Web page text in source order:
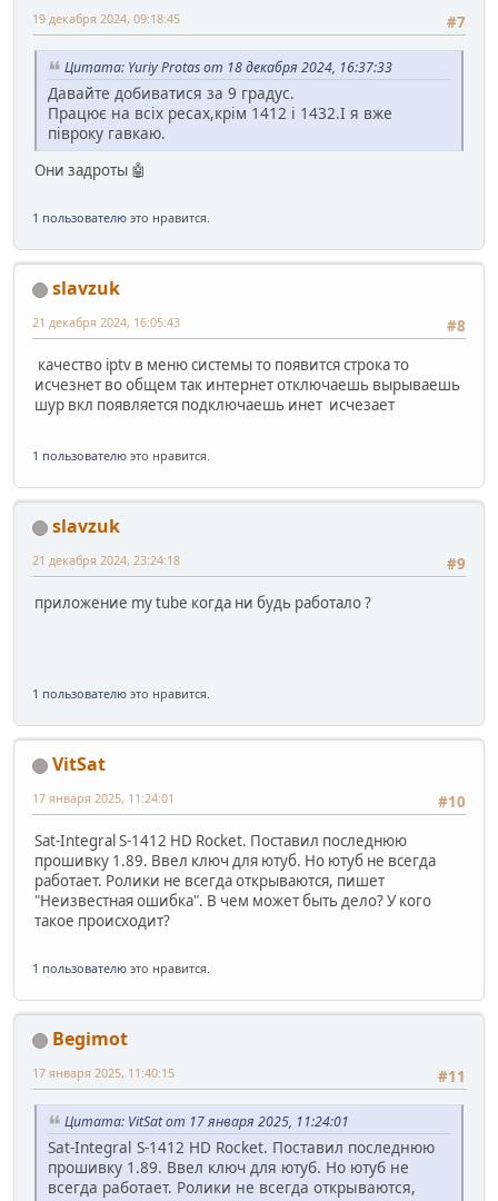
#7
19 декабря 2024, 09:18:45
Цитата: Yuriy Protas от 18 декабря 2024, 16:37:33
Давайте добиватися за 9 градус.
Працює на всіх ресах,крім 1412 і 1432.І я вже
півроку гавкаю.
Они задроты 🤖
1 пользователю это нравится.
slavzuk
#8
21 декабря 2024, 16:05:43
качество iptv в меню системы то появится строка то
исчезнет во общем так интернет отключаешь вырываешь
шур вкл появляется подключаешь инет исчезает
1 пользователю это нравится.
slavzuk
#9
21 декабря 2024, 23:24:18
приложение my tube когда ни будь работало ?
1 пользователю это нравится.
VitSat
#10
17 января 2025, 11:24:01
Sat-Integral S-1412 HD Rocket. Поставил последнюю
прошивку 1.89. Ввел ключ для ютуб. Но ютуб не всегда
работает. Ролики не всегда открываются, пишет
"Неизвестная ошибка". В чем может быть дело? У кого
такое происходит?
1 пользователю это нравится.
Begimot
#11
17 января 2025, 11:40:15
Цитата: VitSat от 17 января 2025, 11:24:01
Sat-Integral S-1412 HD Rocket. Поставил последнюю
прошивку 1.89. Ввел ключ для ютуб. Но ютуб не
всегда работает. Ролики не всегда открываются,